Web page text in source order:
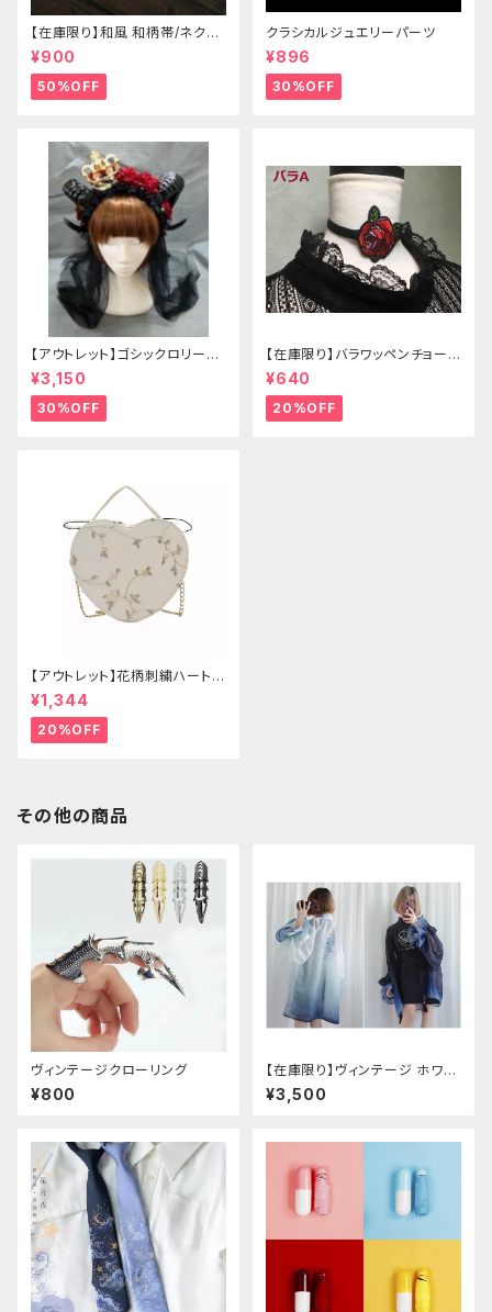
【在庫限り】和風 和柄帯/ネクタ
イ/リボン（狐面/金魚
¥900
50%OFF
クラシカルジュエリーパーツ
¥896
30%OFF
【アウトレット】ゴシックロリータ
ゴールドクラウン＆ホーン(ヴェ
ール付き)
¥3,150
30%OFF
【在庫限り】バラワッペンチョーカ
ー
¥640
20%OFF
【アウトレット】花柄刺繍ハートバ
ッグ
¥1,344
20%OFF
その他の商品
ヴィンテージクローリング
¥800
【在庫限り】ヴィンテージ ホワイ
トタイガー チョンサム ショートス
リーブ
¥3,500